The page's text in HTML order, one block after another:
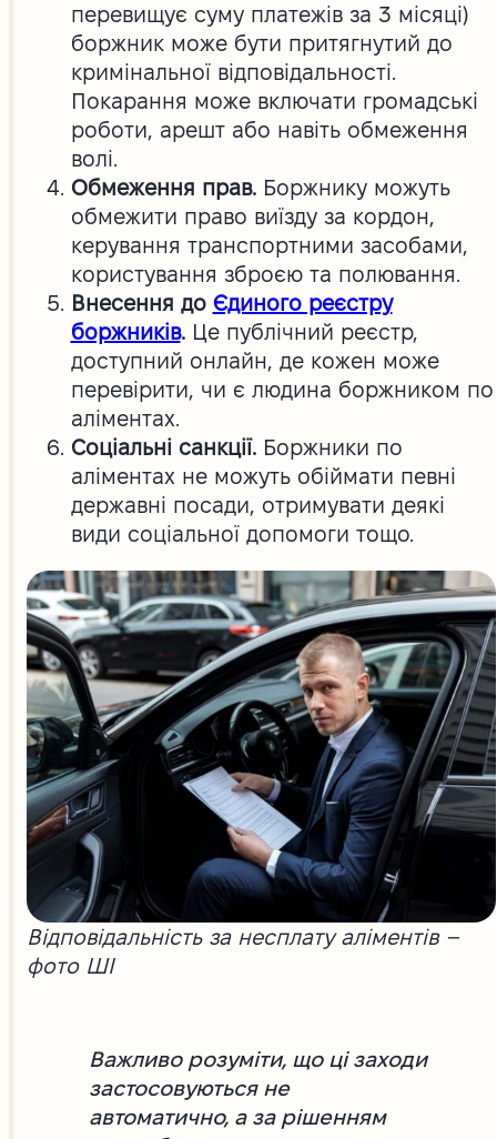
перевищує суму платежів за 3 місяці)
боржник може бути притягнутий до
кримінальної відповідальності.
Покарання може включати громадські
роботи, арешт або навіть обмеження
волі.
Обмеження прав. Боржнику можуть
обмежити право виїзду за кордон,
керування транспортними засобами,
користування зброєю та полювання.
Внесення до Єдиного реєстру
боржників.Це публічний реєстр,
доступний онлайн, де кожен може
перевірити, чи є людина боржником по
аліментах.
Соціальні санкції.Боржники по
аліментах не можуть обіймати певні
державні посади, отримувати деякі
види соціальної допомоги тощо.
Відповідальність за несплату аліментів –
фото ШІ
Важливо розуміти, що ці заходи
застосовуються не
автоматично, а за рішенням